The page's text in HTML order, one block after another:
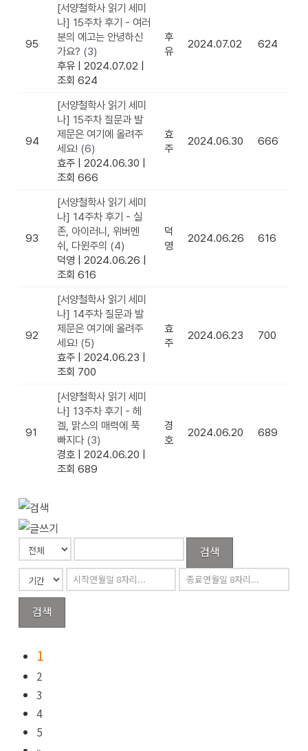
95
[서양철학사 읽기 세미
나] 15주차 후기 - 여러
분의 에고는 안녕하신
가요? (3)
후유 | 2024.07.02 |
조회 624
후
유
2024.07.02 624
94
[서양철학사 읽기 세미
나] 15주차 질문과 발
제문은 여기에 올려주
세요! (6)
효주 | 2024.06.30 |
조회 666
효
주
2024.06.30 666
93
[서양철학사 읽기 세미
나] 14주차 후기 - 실
존, 아이러니, 위버멘
쉬, 다윈주의 (4)
덕영 | 2024.06.26 |
조회 616
덕
영
2024.06.26 616
92
[서양철학사 읽기 세미
나] 14주차 질문과 발
제문은 여기에 올려주
세요! (5)
효주 | 2024.06.23 |
조회 700
효
주
2024.06.23 700
91
[서양철학사 읽기 세미
나] 13주차 후기 - 헤
겔, 맑스의 매력에 푹
빠지다 (3)
경호 | 2024.06.20 |
조회 689
경
호
2024.06.20 689
검색
검색
1
2
3
4
5